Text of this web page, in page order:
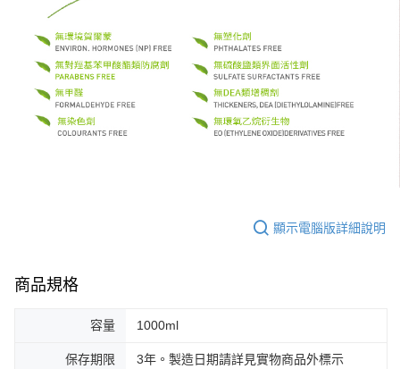
顯示電腦版詳細說明
商品規格
容量 1000ml
保存期限 3年。製造日期請詳見實物商品外標示